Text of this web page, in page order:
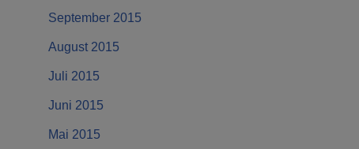
September 2015
August 2015
Juli 2015
Juni 2015
Mai 2015